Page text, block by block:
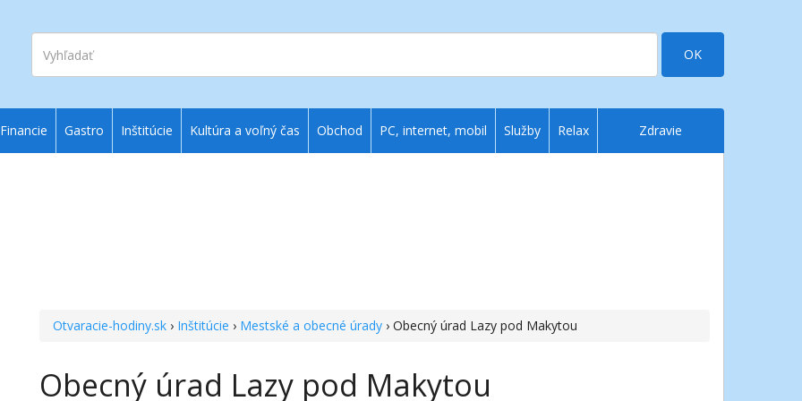
Vyhľadať
OK
Otvaracie-hodiny.sk › Inštitúcie › Mestské a obecné úrady › Obecný úrad Lazy pod Makytou
Obecný úrad Lazy pod Makytou
Financie Gastro Inštitúcie Kultúra a voľný čas Obchod PC, internet, mobil Služby Relax Zdravie